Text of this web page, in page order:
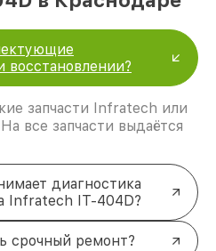
восстановлении?
запчасти Infratech или
все запчасти выдаётся
диагностика
Infratech IT-404D?
срочный ремонт?